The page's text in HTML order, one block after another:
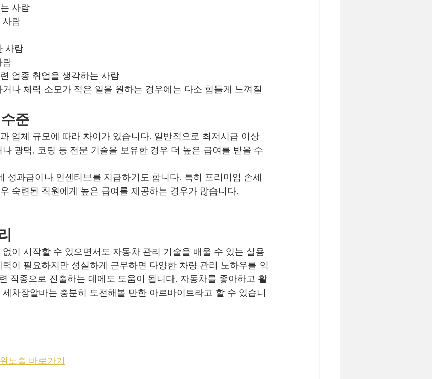
사람
사람
사람
람
업종 취업을 생각하는 사람
나 체력 소모가 적은 일을 원하는 경우에는 다소 힘들게 느껴질
준
업체 규모에 따라 차이가 있습니다. 일반적으로 최저시급 이상
광택, 코팅 등 전문 기술을 보유한 경우 더 높은 급여를 받을 수
성과급이나 인센티브를 지급하기도 합니다. 특히 프리미엄 손세
숙련된 직원에게 높은 급여를 제공하는 경우가 많습니다.
이 시작할 수 있으면서도 자동차 관리 기술을 배울 수 있는 실용
이 필요하지만 성실하게 근무하면 다양한 차량 관리 노하우를 익
직종으로 진출하는 데에도 도움이 됩니다. 자동차를 좋아하고 활
차장알바는 충분히 도전해볼 만한 아르바이트라고 할 수 있습니
노출 바로가기